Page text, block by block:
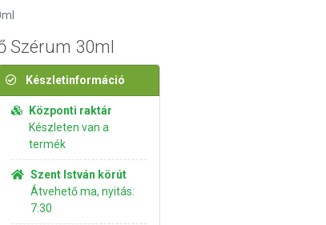
Szérum 30ml
Készletinformáció
Központi raktár
Készleten van a
termék
Szent István körút
Átvehető ma, nyitás:
7:30